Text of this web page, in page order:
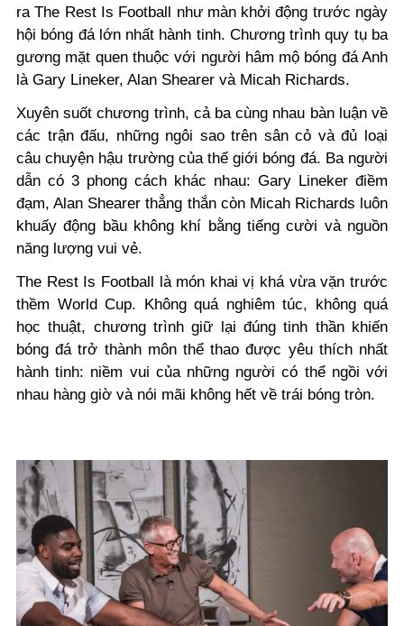
ra The Rest Is Football như màn khởi động trước ngày
hội bóng đá lớn nhất hành tinh. Chương trình quy tụ ba
gương mặt quen thuộc với người hâm mộ bóng đá Anh
là Gary Lineker, Alan Shearer và Micah Richards.
Xuyên suốt chương trình, cả ba cùng nhau bàn luận về
các trận đấu, những ngôi sao trên sân cỏ và đủ loại
câu chuyện hậu trường của thế giới bóng đá. Ba người
dẫn có 3 phong cách khác nhau: Gary Lineker điềm
đạm, Alan Shearer thẳng thắn còn Micah Richards luôn
khuấy động bầu không khí bằng tiếng cười và nguồn
năng lượng vui vẻ.
The Rest Is Football là món khai vị khá vừa vặn trước
thềm World Cup. Không quá nghiêm túc, không quá
học thuật, chương trình giữ lại đúng tinh thần khiến
bóng đá trở thành môn thể thao được yêu thích nhất
hành tinh: niềm vui của những người có thể ngồi với
nhau hàng giờ và nói mãi không hết về trái bóng tròn.